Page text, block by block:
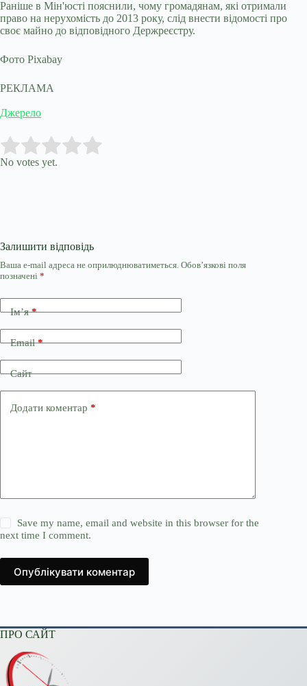
Раніше в Мін'юсті пояснили, чому громадянам, які отримали
право на нерухомість до 2013 року, слід внести відомості про
своє майно до відповідного Держреєстру.
Фото Pixabay
РЕКЛАМА
Джерело
Rate this item:
No votes yet.
Залишити відповідь
Ваша e-mail адреса не оприлюднюватиметься. Обов’язкові поля
позначені *
Ім’я*
Email*
Сайт
Додати коментар *
Save my name, email and website in this browser for the
next time I comment.
Опублікувати коментар
ПРО САЙТ